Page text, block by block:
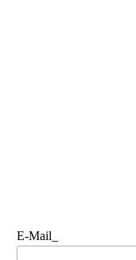
E-Mail_